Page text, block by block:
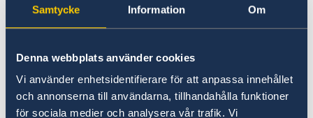
Samtycke Information Om
Denna webbplats använder cookies
Vi använder enhetsidentifierare för att anpassa innehållet
och annonserna till användarna, tillhandahålla funktioner
för sociala medier och analysera vår trafik. Vi
Sovjetunionens fall utgjort ett allvarligt hot mot både
hälsa och miljö i flera av de forna sovjetrepublikerna,
begäran av Vitryssland, ett flerårigt OSSE-projekt för att
destruera hundratals ton av dessa mycket farliga
kemikalier, med Sverige som en av de viktigaste